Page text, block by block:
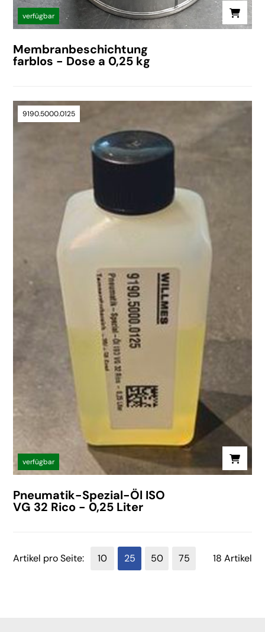
verfügbar
Membranbeschichtung
farblos - Dose a 0,25 kg
9190.5000.0125
verfügbar
Pneumatik-Spezial-Öl ISO
VG 32 Rico - 0,25 Liter
18 Artikel
Artikel pro Seite: 10 25 50 75